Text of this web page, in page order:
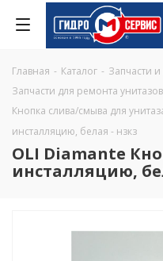
Главная - Каталог - Запчасти
Запчасти для ремонта
Кнопка слива/смыва для
инсталляцию, белая - нзкз
OLI Diamante
инсталляцию,